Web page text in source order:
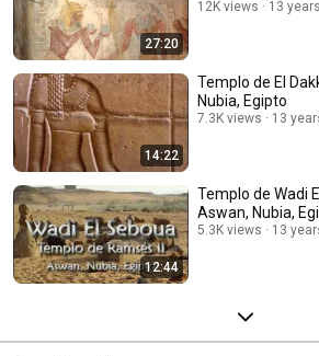
27:20
12K views 13
14:22
Templo de El
Nubia, Egipto
7.3K views 13
12:44
Templo de Wadi
Aswan, Nubia,
5.3K views 13